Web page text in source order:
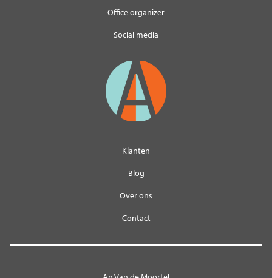
Office organizer
Social media
Klanten
Blog
Over ons
Contact